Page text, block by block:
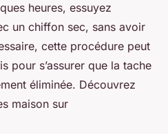
heures, essuyez
un chiffon sec, sans avoir
cette procédure peut
pour s’assurer que la tache
éliminée. Découvrez
maison sur